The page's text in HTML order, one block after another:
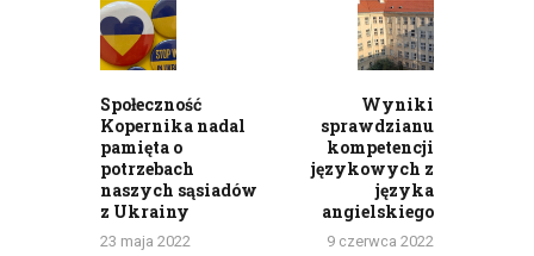
wpisu
Społeczność
Kopernika nadal
pamięta o
potrzebach
naszych sąsiadów
z Ukrainy
23 maja 2022
Wyniki
sprawdzianu
kompetencji
językowych z
języka
angielskiego
9 czerwca 2022